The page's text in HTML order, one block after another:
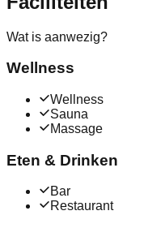
Wat is aanwezig?
Wellness
Wellness
Sauna
Massage
Eten & Drinken
Bar
Restaurant